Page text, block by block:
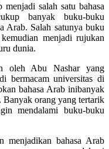
salah satu bahasa
banyak buku-buku
Arab. Salah satunya buku
menjadi rujukan
dunia.
oleh Abu Nashar yang
bermacam universitas di
bahasa Arab inibanyak
orang yang tertarik
mendalami buku-buku
menjadikan bahasa Arab